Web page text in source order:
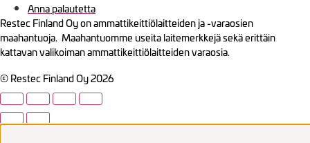
Anna palautetta
Restec Finland Oy on ammattikeittiölaitteiden ja -varaosien
maahantuoja. Maahantuomme useita laitemerkkejä sekä erittäin
kattavan valikoiman ammattikeittiölaitteiden varaosia.
© Restec Finland Oy 2026